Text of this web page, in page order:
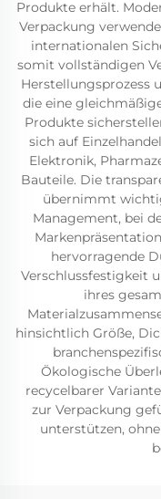
Produkte erhält.
Verpackung
internationalen
somit vollständigen
Herstellungsprozess
die eine
Produkte
sich auf
Elektronik,
Bauteile. Die
übernimmt
Management, bei
hervorragende
Verschlussfestigkeit
ihres
hinsichtlich Größe,
Ökologische
recycelbarer
zur Verpackung
unterstützen,